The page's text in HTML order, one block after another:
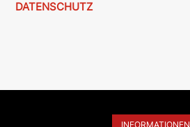
DATENSCHUTZ
INFORMATIONEN